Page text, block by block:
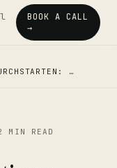
BOOK A CALL
→
…
MIN READ